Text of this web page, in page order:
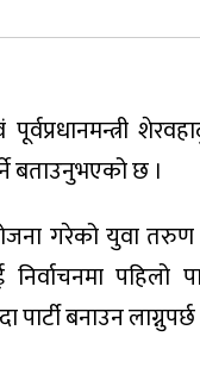
बताउनुभएको छ ।
गरेको युवा
निर्वाचनमा
पार्टी बनाउन